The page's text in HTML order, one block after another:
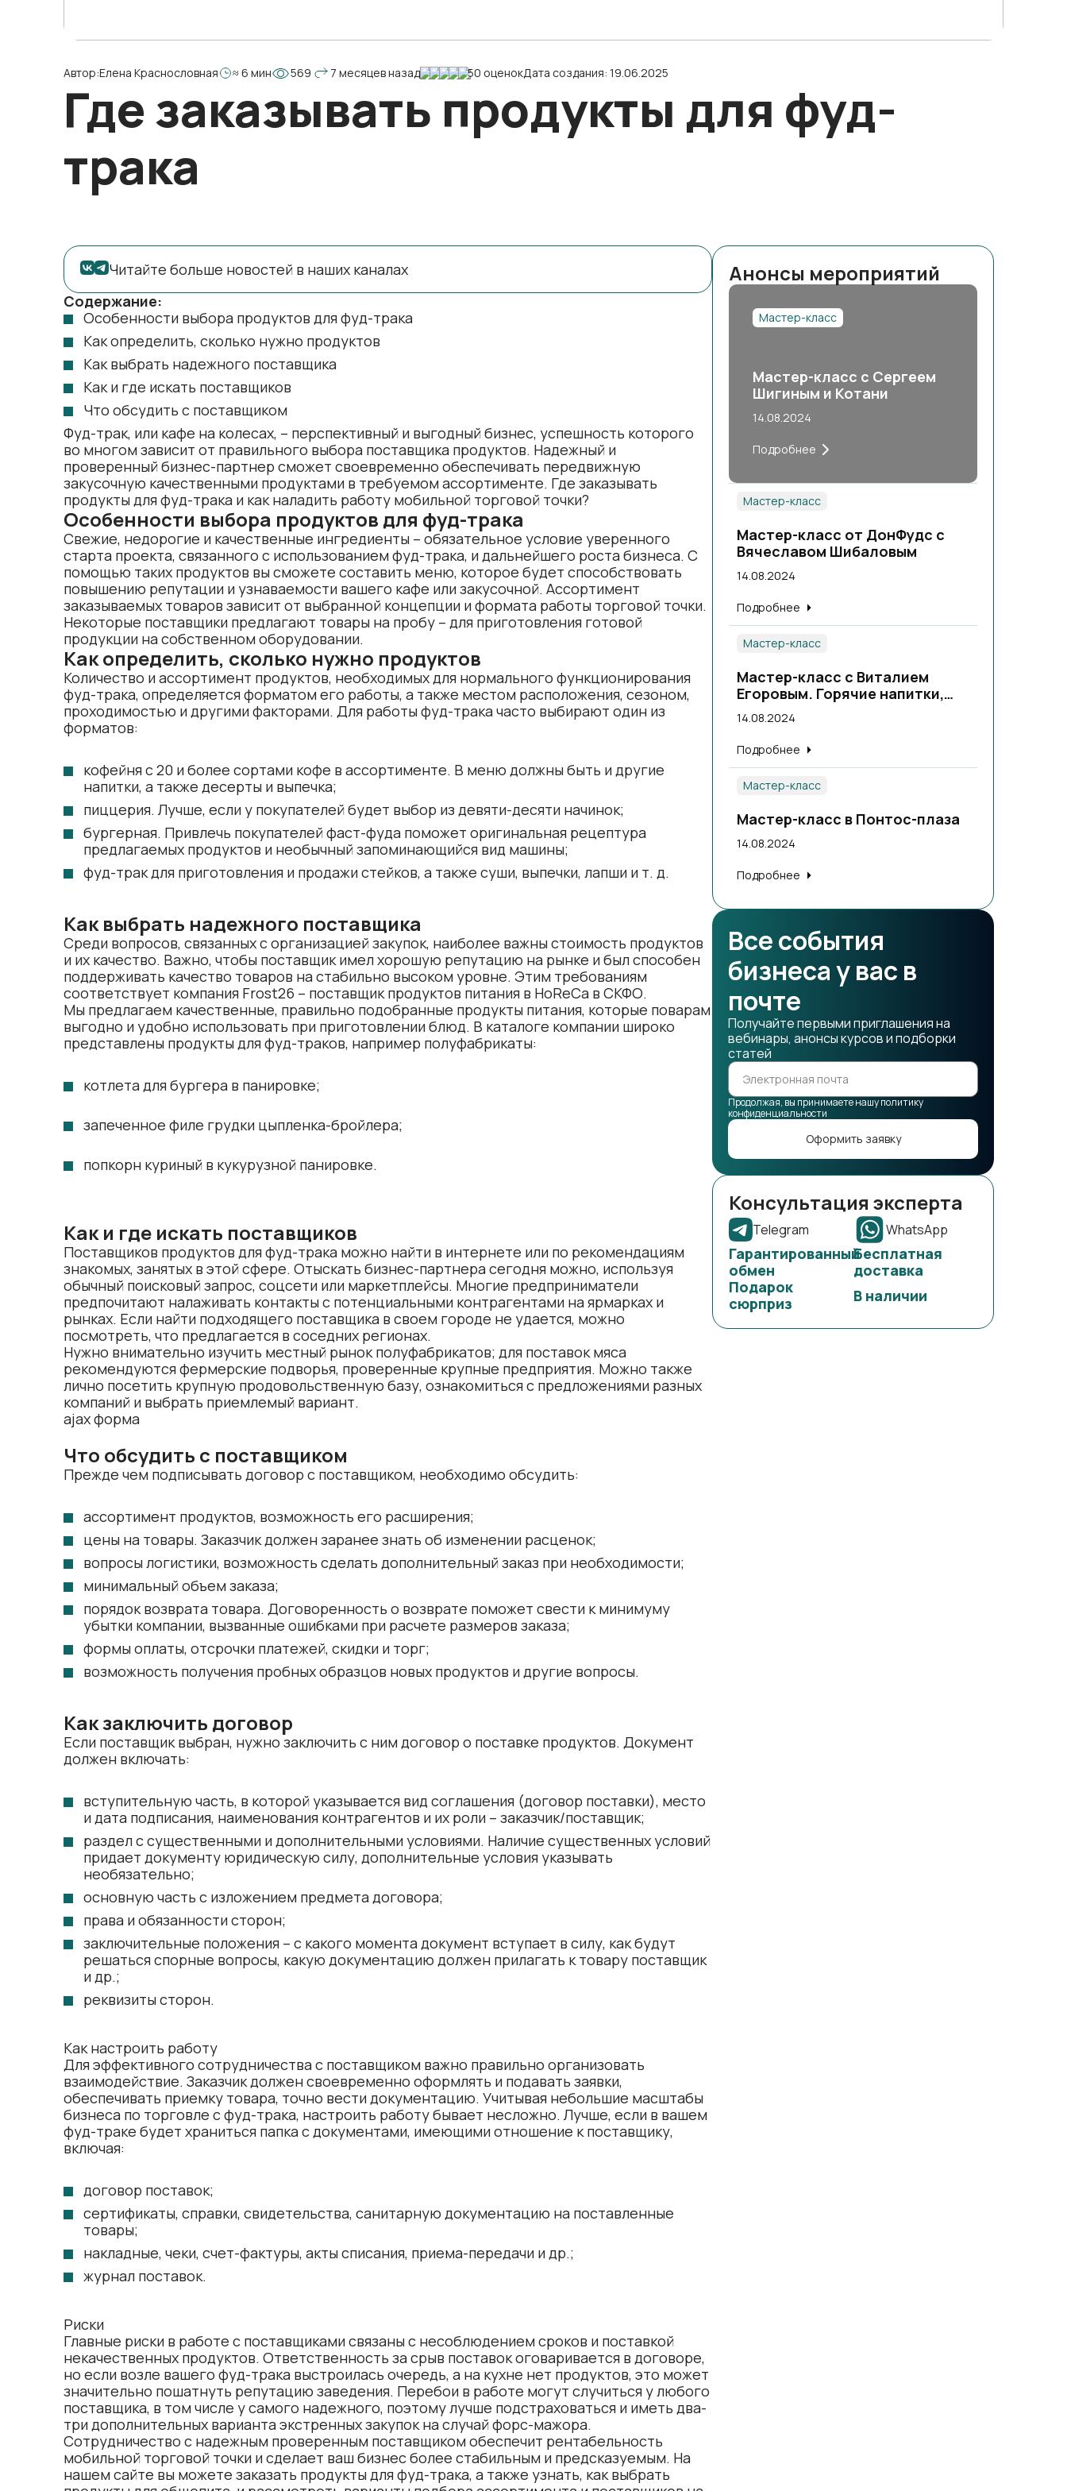
Автор:Елена Краснословная ≈ 6 мин 569 7 месяцев назад 50 оценокДата создания: 19.06.2025
Где заказывать продукты для фуд-
трака
Читайте больше новостей в наших каналах
Содержание:
Особенности выбора продуктов для фуд-трака
Как определить, сколько нужно продуктов
Как выбрать надежного поставщика
Как и где искать поставщиков
Что обсудить с поставщиком
Фуд-трак, или кафе на колесах, – перспективный и выгодный бизнес, успешность которого
во многом зависит от правильного выбора поставщика продуктов. Надежный и
проверенный бизнес-партнер сможет своевременно обеспечивать передвижную
закусочную качественными продуктами в требуемом ассортименте. Где заказывать
продукты для фуд-трака и как наладить работу мобильной торговой точки?
Особенности выбора продуктов для фуд-трака
Свежие, недорогие и качественные ингредиенты – обязательное условие уверенного
старта проекта, связанного с использованием фуд-трака, и дальнейшего роста бизнеса. С
помощью таких продуктов вы сможете составить меню, которое будет способствовать
повышению репутации и узнаваемости вашего кафе или закусочной. Ассортимент
заказываемых товаров зависит от выбранной концепции и формата работы торговой точки.
Некоторые поставщики предлагают товары на пробу – для приготовления готовой
продукции на собственном оборудовании.
Как определить, сколько нужно продуктов
Количество и ассортимент продуктов, необходимых для нормального функционирования
фуд-трака, определяется форматом его работы, а также местом расположения, сезоном,
проходимостью и другими факторами. Для работы фуд-трака часто выбирают один из
форматов:
кофейня с 20 и более сортами кофе в ассортименте. В меню должны быть и другие
напитки, а также десерты и выпечка;
пиццерия. Лучше, если у покупателей будет выбор из девяти-десяти начинок;
бургерная. Привлечь покупателей фаст-фуда поможет оригинальная рецептура
предлагаемых продуктов и необычный запоминающийся вид машины;
фуд-трак для приготовления и продажи стейков, а также суши, выпечки, лапши и т. д.
Как выбрать надежного поставщика
Среди вопросов, связанных с организацией закупок, наиболее важны стоимость продуктов
и их качество. Важно, чтобы поставщик имел хорошую репутацию на рынке и был способен
поддерживать качество товаров на стабильно высоком уровне. Этим требованиям
соответствует компания Frost26 – поставщик продуктов питания в HoReCa в СКФО.
Мы предлагаем качественные, правильно подобранные продукты питания, которые поварам
выгодно и удобно использовать при приготовлении блюд. В каталоге компании широко
представлены продукты для фуд-траков, например полуфабрикаты:
котлета для бургера в панировке;
запеченное филе грудки цыпленка-бройлера;
попкорн куриный в кукурузной панировке.
Как и где искать поставщиков
Поставщиков продуктов для фуд-трака можно найти в интернете или по рекомендациям
знакомых, занятых в этой сфере. Отыскать бизнес-партнера сегодня можно, используя
обычный поисковый запрос, соцсети или маркетплейсы. Многие предприниматели
предпочитают налаживать контакты с потенциальными контрагентами на ярмарках и
рынках. Если найти подходящего поставщика в своем городе не удается, можно
посмотреть, что предлагается в соседних регионах.
Нужно внимательно изучить местный рынок полуфабрикатов; для поставок мяса
рекомендуются фермерские подворья, проверенные крупные предприятия. Можно также
лично посетить крупную продовольственную базу, ознакомиться с предложениями разных
компаний и выбрать приемлемый вариант.
ajax форма
Что обсудить с поставщиком
Прежде чем подписывать договор с поставщиком, необходимо обсудить:
ассортимент продуктов, возможность его расширения;
цены на товары. Заказчик должен заранее знать об изменении расценок;
вопросы логистики, возможность сделать дополнительный заказ при необходимости;
минимальный объем заказа;
порядок возврата товара. Договоренность о возврате поможет свести к минимуму
убытки компании, вызванные ошибками при расчете размеров заказа;
формы оплаты, отсрочки платежей, скидки и торг;
возможность получения пробных образцов новых продуктов и другие вопросы.
Как заключить договор
Если поставщик выбран, нужно заключить с ним договор о поставке продуктов. Документ
должен включать:
вступительную часть, в которой указывается вид соглашения (договор поставки), место
и дата подписания, наименования контрагентов и их роли – заказчик/поставщик;
раздел с существенными и дополнительными условиями. Наличие существенных условий
придает документу юридическую силу, дополнительные условия указывать
необязательно;
основную часть с изложением предмета договора;
права и обязанности сторон;
заключительные положения – с какого момента документ вступает в силу, как будут
решаться спорные вопросы, какую документацию должен прилагать к товару поставщик
и др.;
реквизиты сторон.
Как настроить работу
Для эффективного сотрудничества с поставщиком важно правильно организовать
взаимодействие. Заказчик должен своевременно оформлять и подавать заявки,
обеспечивать приемку товара, точно вести документацию. Учитывая небольшие масштабы
бизнеса по торговле с фуд-трака, настроить работу бывает несложно. Лучше, если в вашем
фуд-траке будет храниться папка с документами, имеющими отношение к поставщику,
включая:
договор поставок;
сертификаты, справки, свидетельства, санитарную документацию на поставленные
товары;
накладные, чеки, счет-фактуры, акты списания, приема-передачи и др.;
журнал поставок.
Риски
Главные риски в работе с поставщиками связаны с несоблюдением сроков и поставкой
некачественных продуктов. Ответственность за срыв поставок оговаривается в договоре,
но если возле вашего фуд-трака выстроилась очередь, а на кухне нет продуктов, это может
значительно пошатнуть репутацию заведения. Перебои в работе могут случиться у любого
поставщика, в том числе у самого надежного, поэтому лучше подстраховаться и иметь два-
три дополнительных варианта экстренных закупок на случай форс-мажора.
Сотрудничество с надежным проверенным поставщиком обеспечит рентабельность
мобильной торговой точки и сделает ваш бизнес более стабильным и предсказуемым. На
нашем сайте вы можете заказать продукты для фуд-трака, а также узнать, как выбрать
Анонсы мероприятий
Мастер-класс
Мастер-класс с Сергеем
Шигиным и Котани
14.08.2024
Подробнее
Мастер-класс
Мастер-класс от ДонФудс с
Вячеславом Шибаловым
14.08.2024
Подробнее
Мастер-класс
Мастер-класс с Виталием
Егоровым. Горячие напитки,
теплые коктейли.
14.08.2024
Подробнее
Мастер-класс
Мастер-класс в Понтос-плаза
14.08.2024
Подробнее
Все события
бизнеса у вас в
почте
Получайте первыми приглашения на
вебинары, анонсы курсов и подборки
статей
Продолжая, вы принимаете нашу политику
конфиденциальности
Оформить заявку
Консультация эксперта
Telegram WhatsApp
Гарантированный
обмен
Бесплатная
доставка
Подарок
сюрприз
В наличии